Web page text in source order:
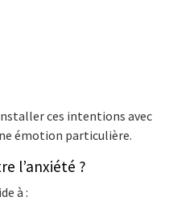
ces intentions avec
émotion particulière.
l’anxiété ?
à :